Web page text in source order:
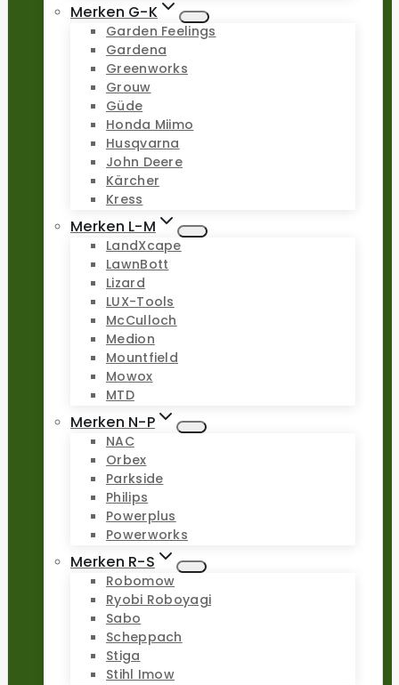
Merken G-K
Garden Feelings
Gardena
Greenworks
Grouw
Güde
Honda Miimo
Husqvarna
John Deere
Kärcher
Kress
Merken L-M
LandXcape
LawnBott
Lizard
LUX-Tools
McCulloch
Medion
Mountfield
Mowox
MTD
Merken N-P
NAC
Orbex
Parkside
Philips
Powerplus
Powerworks
Merken R-S
Robomow
Ryobi Roboyagi
Sabo
Scheppach
Stiga
Stihl Imow